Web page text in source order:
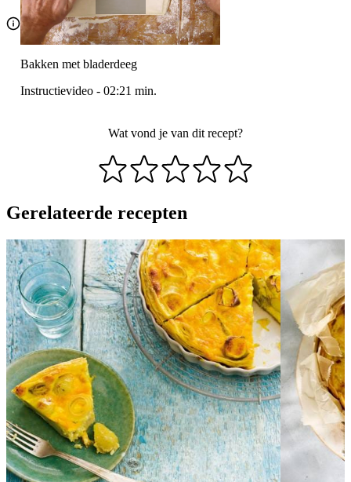
Bakken met bladerdeeg
Instructievideo - 02:21 min.
Wat vond je van dit recept?
Gerelateerde recepten